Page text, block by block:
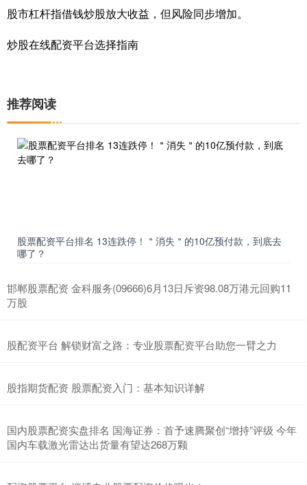
股市杠杆指借钱炒股放大收益，但风险同步增加。
炒股在线配资平台选择指南
推荐阅读
股票配资平台排名 13连跌停！＂消失＂的10亿预付款，到底去
哪了？
邯郸股票配资 金科服务(09666)6月13日斥资98.08万港元回购11
万股
股配资平台 解锁财富之路：专业股票配资平台助您一臂之力
股指期货配资 股票配资入门：基本知识详解
国内股票配资实盘排名 国海证券：首予速腾聚创“增持”评级 今年
国内车载激光雷达出货量有望达268万颗